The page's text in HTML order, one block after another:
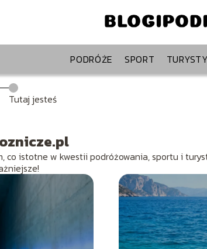
PODRÓŻE SPORT
Tutaj jesteś
co istotne w kwestii podróżowania, sportu i